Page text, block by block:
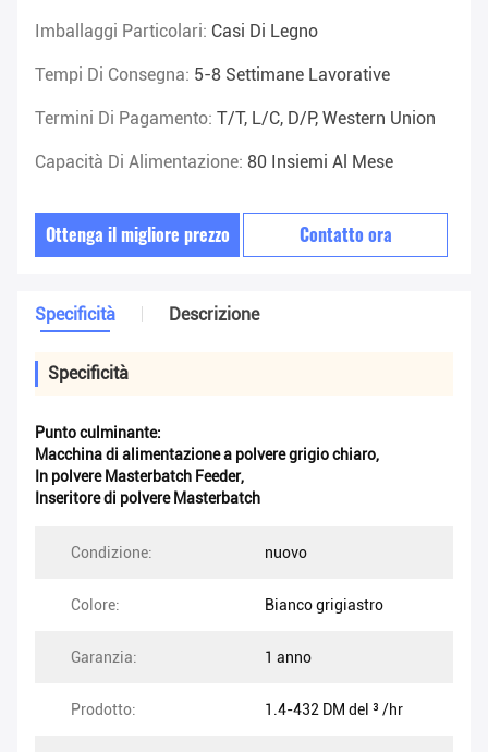
Imballaggi Particolari: Casi Di Legno
Tempi Di Consegna: 5-8 Settimane Lavorative
Termini Di Pagamento: T/T, L/C, D/P, Western Union
Capacità Di Alimentazione: 80 Insiemi Al Mese
Ottenga il migliore prezzo Contatto ora
Specificità Descrizione
Specificità
Punto culminante:
Macchina di alimentazione a polvere grigio chiaro,
In polvere Masterbatch Feeder,
Inseritore di polvere Masterbatch
Condizione: nuovo
Colore: Bianco grigiastro
Garanzia: 1 anno
Prodotto: 1.4-432 DM del ³ /hr